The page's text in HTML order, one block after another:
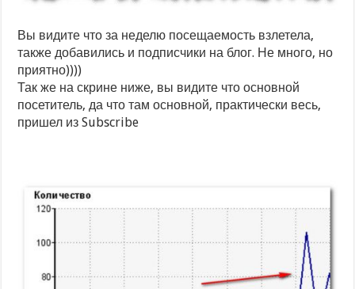
Вы видите что за неделю посещаемость взлетела,
также добавились и подписчики на блог. Не много, но
приятно))))
Так же на скрине ниже, вы видите что основной
посетитель, да что там основной, практически весь,
пришел из Subscribe